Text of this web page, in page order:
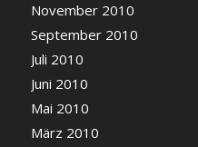
November 2010
September 2010
Juli 2010
Juni 2010
Mai 2010
März 2010